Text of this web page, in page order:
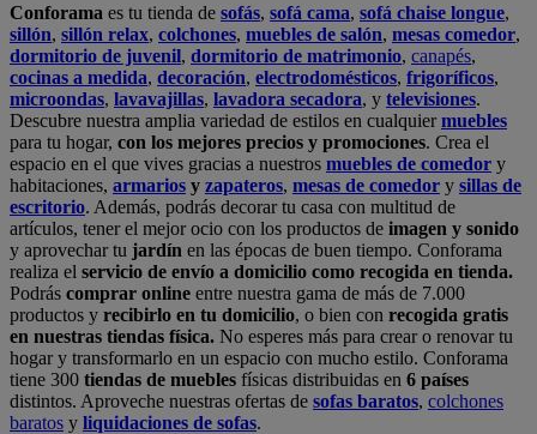
Conforama es tu tienda de sofás, sofá cama, sofá chaise longue,
sillón, sillón relax, colchones, muebles de salón, mesas comedor,
dormitorio de juvenil, dormitorio de matrimonio, canapés,
cocinas a medida, decoración, electrodomésticos, frigoríficos,
microondas, lavavajillas, lavadora secadora, y televisiones.
Descubre nuestra amplia variedad de estilos en cualquiermuebles
para tu hogar, con los mejores precios y promociones. Crea el
espacio en el que vives gracias a nuestros muebles de comedor y
habitaciones, armarios y zapateros, mesas de comedor y sillas de
escritorio. Además, podrás decorar tu casa con multitud de
artículos, tener el mejor ocio con los productos de imagen y sonido
y aprovechar tu jardín en las épocas de buen tiempo. Conforama
realiza el servicio de envío a domicilio como recogida en tienda.
Podrás comprar online entre nuestra gama de más de 7.000
productos y recibirlo en tu domicilio, o bien con recogida gratis
en nuestras tiendas física. No esperes más para crear o renovar tu
hogar y transformarlo en un espacio con mucho estilo. Conforama
tiene 300 tiendas de muebles físicas distribuidas en 6 países
distintos. Aproveche nuestras ofertas de sofas baratos, colchones
baratos y liquidaciones de sofas.